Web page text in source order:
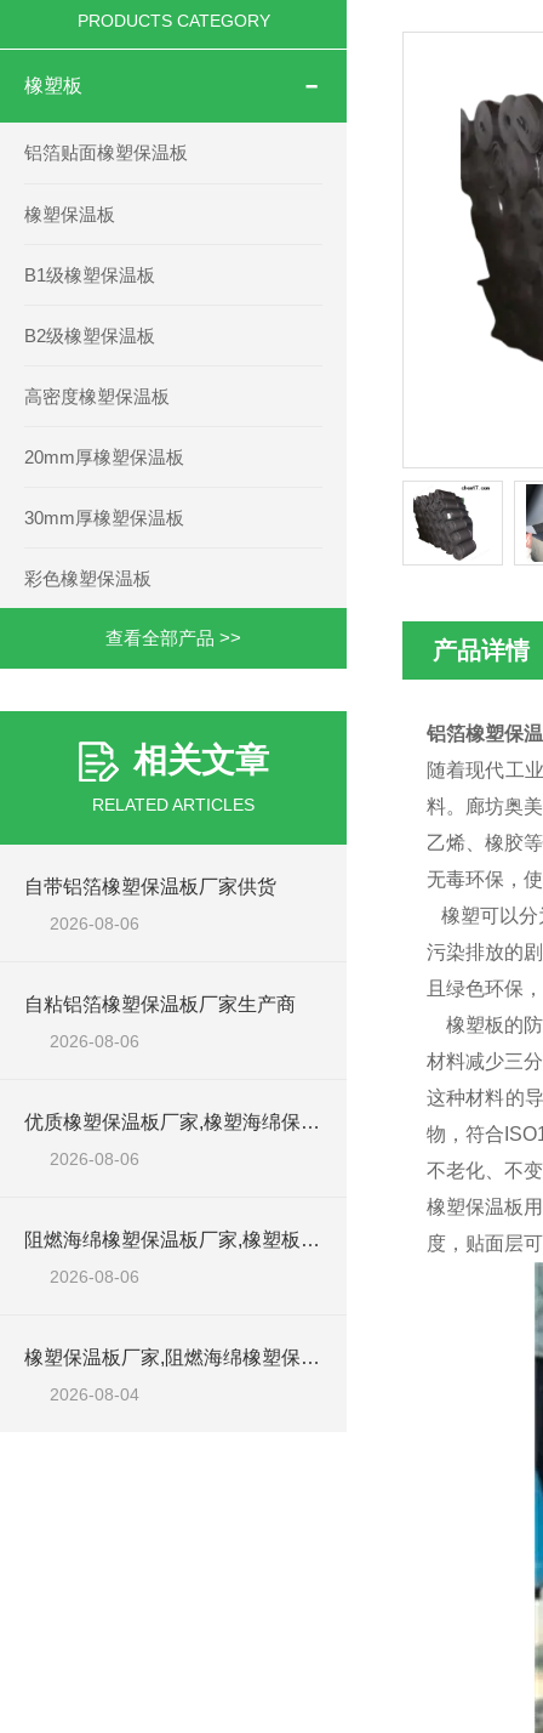
PRODUCTS CATEGORY
橡塑板
铝箔贴面橡塑保温板
橡塑保温板
B1级橡塑保温板
B2级橡塑保温板
高密度橡塑保温板
20mm厚橡塑保温板
30mm厚橡塑保温板
彩色橡塑保温板
查看全部产品 >>
相关文章
RELATED ARTICLES
自带铝箔橡塑保温板厂家供货
2026-08-06
自粘铝箔橡塑保温板厂家生产商
2026-08-06
优质橡塑保温板厂家,橡塑海绵保温材料供货商
2026-08-06
阻燃海绵橡塑保温板厂家,橡塑板厂家销售点
2026-08-06
橡塑保温板厂家,阻燃海绵橡塑保温板厂家出售
2026-08-04
产品详情
铝箔橡塑保
随着现代工
料。廊坊奥
乙烯、橡胶
无毒环保，
橡塑可以分
污染排放的
且绿色环保
橡塑板的防
材料减少三
这种材料的
物，符合
不老化、不
橡塑保温板
度，贴面层